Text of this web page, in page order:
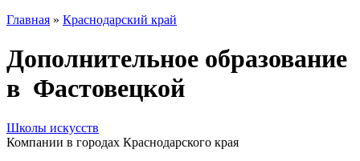
Главная » Краснодарский край
Дополнительное образование
в Фастовецкой
Школы искусств
Компании в городах Краснодарского края